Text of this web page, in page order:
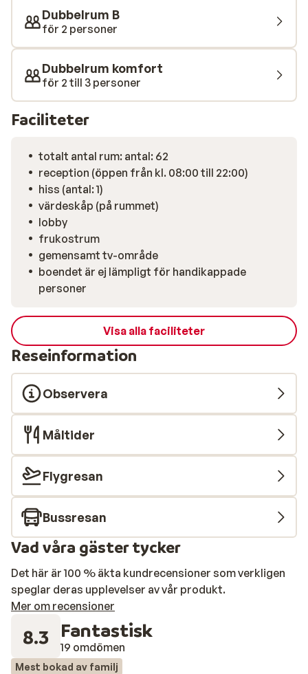
perfekt. Det finns också ett omfattande hälsocenter
med biobastu, finsk bastu och infraröd kabin. Här kan
du koppla av helt och låta dina trötta muskler slappna
Varje dag kan du njuta av en omfattande 4-rätters
middag, salladsbuffé och temabufféer i den mysiga
Dubbelrum B
för 2 personer
Dubbelrum komfort
för 2 till 3 personer
Faciliteter
totalt antal rum: antal: 62
reception (öppen från kl. 08:00 till 22:00)
hiss (antal: 1)
värdeskåp (på rummet)
lobby
frukostrum
gemensamt tv-område
boendet är ej lämpligt för handikappade
personer
Visa alla faciliteter
Reseinformation
Observera
Måltider
Flygresan
Bussresan
Vad våra gäster tycker
Det här är 100 % äkta kundrecensioner som verkligen
speglar deras upplevelser av vår produkt.
Mer om recensioner
8.3 Fantastisk
19 omdömen
Mest bokad av familj